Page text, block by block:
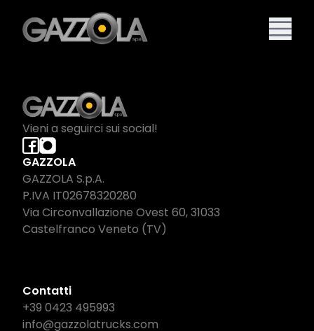
Vieni a seguirci sui social!
GAZZOLA
GAZZOLA S.p.A.
P.IVA IT02678320280
Via Circonvallazione Ovest 60, 31033
Castelfranco Veneto (TV)
Contatti
+39 0423 495993
info@gazzolatrucks.com